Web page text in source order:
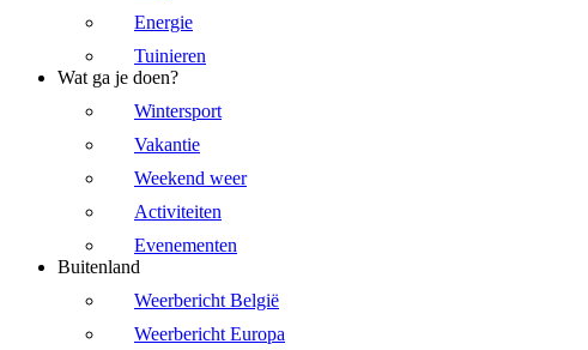
Energie
Tuinieren
Wat ga je doen?
Wintersport
Vakantie
Weekend weer
Activiteiten
Evenementen
Buitenland
Weerbericht België
Weerbericht Europa